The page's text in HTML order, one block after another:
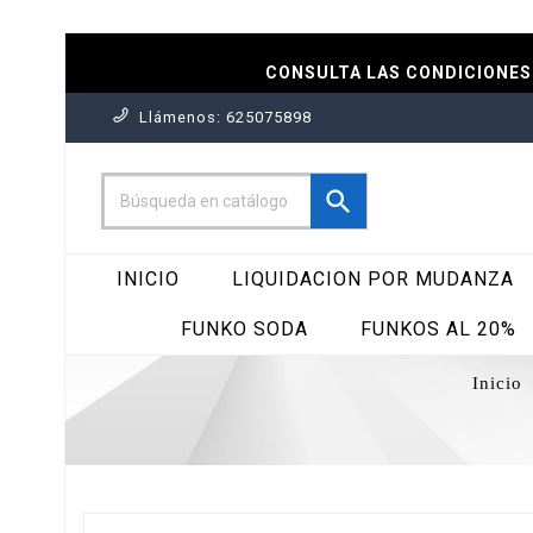
CONSULTA LAS
Llámenos: 625075898

INICIO LIQUIDACION POR MUDANZA
FUNKO SODA FUNKOS AL 20%
Inicio